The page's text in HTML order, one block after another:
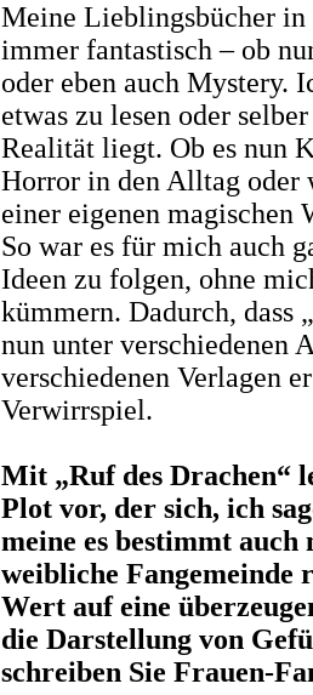
Meine Lieblingsbücher in
immer fantastisch – ob
oder eben auch Mystery.
etwas zu lesen oder
Realität liegt. Ob es nun
Horror in den Alltag oder
einer eigenen magischen
So war es für mich auch
Ideen zu folgen, ohne
kümmern. Dadurch, dass
nun unter verschiedenen
verschiedenen Verlagen
Verwirrspiel.
Mit „Ruf des Drachen“
Plot vor, der sich, ich
meine es bestimmt
weibliche Fangemeinde
Wert auf eine
die Darstellung von
schreiben Sie Frauen-